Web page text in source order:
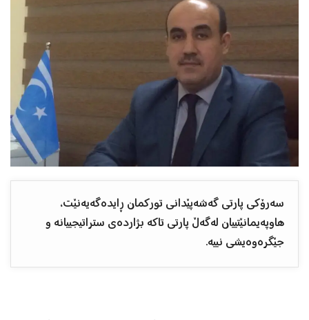
سەرۆکی پارتی گەشەپێدانی تورکمان ڕایدەگەیەنێت،
هاوپەیمانێتییان لەگەڵ پارتی تاکە بژاردەی ستراتیجییانە و
جێگرەوەیشی نییە.